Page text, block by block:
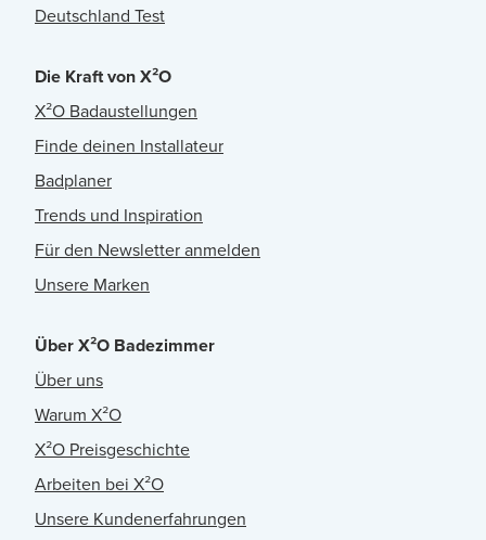
Deutschland Test
Die Kraft von X²O
X²O Badaustellungen
Finde deinen Installateur
Badplaner
Trends und Inspiration
Für den Newsletter anmelden
Unsere Marken
Über X²O Badezimmer
Über uns
Warum X²O
X²O Preisgeschichte
Arbeiten bei X²O
Unsere Kundenerfahrungen